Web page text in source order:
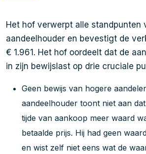
Het hof verwerpt alle standpunten
aandeelhouder en bevestigt de
€ 1.961. Het hof oordeelt dat de
in zijn bewijslast op drie cruciale
Geen bewijs van hogere
aandeelhouder toont niet aan
tijde van aankoop meer waard
betaalde prijs. Hij had geen
en wist zelf niet eens wat de